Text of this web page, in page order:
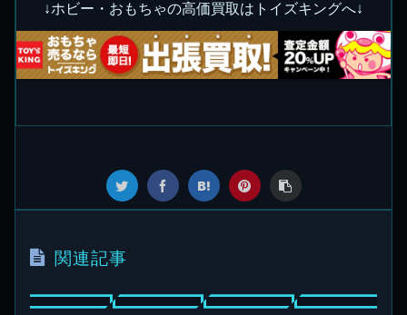
↓ホビー・おもちゃの高価買取はトイズキングへ↓
関連記事